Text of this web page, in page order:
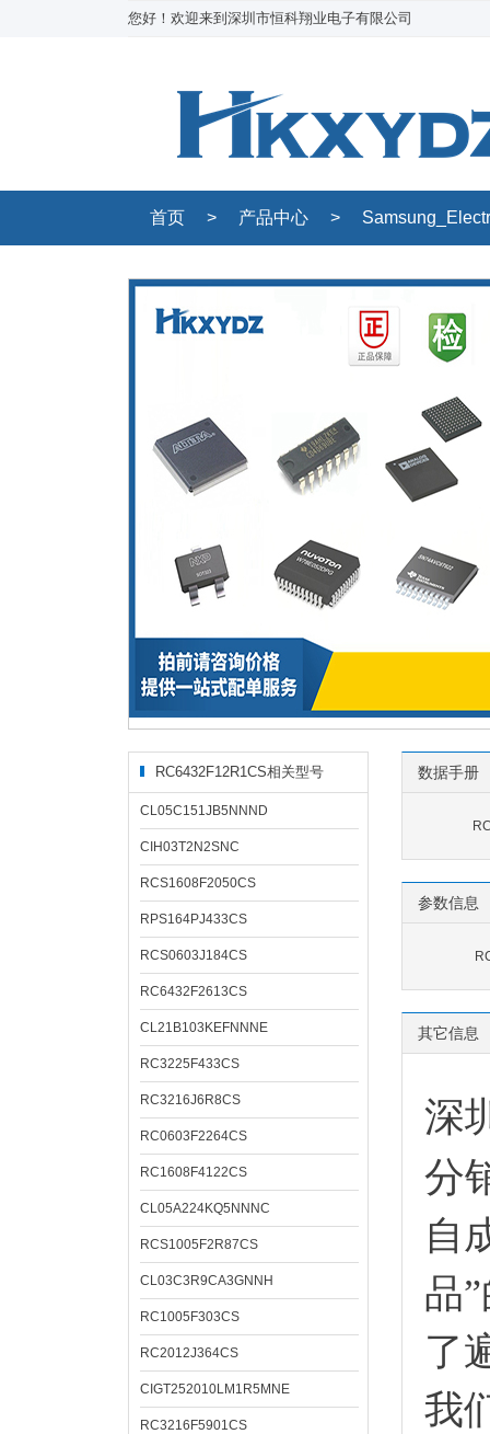
您好！欢迎来到深圳市恒科翔业电子有限公司
首页 > 产品中心 >
RC6432F12R1CS相关型号
CL05C151JB5NNND
CIH03T2N2SNC
RCS1608F2050CS
RPS164PJ433CS
RCS0603J184CS
RC6432F2613CS
CL21B103KEFNNNE
RC3225F433CS
RC3216J6R8CS
RC0603F2264CS
RC1608F4122CS
CL05A224KQ5NNNC
RCS1005F2R87CS
CL03C3R9CA3GNNH
RC1005F303CS
RC2012J364CS
CIGT252010LM1R5MNE
RC3216F5901CS
数据手册
参数信息
其它信息
深
分
自
品
了
我